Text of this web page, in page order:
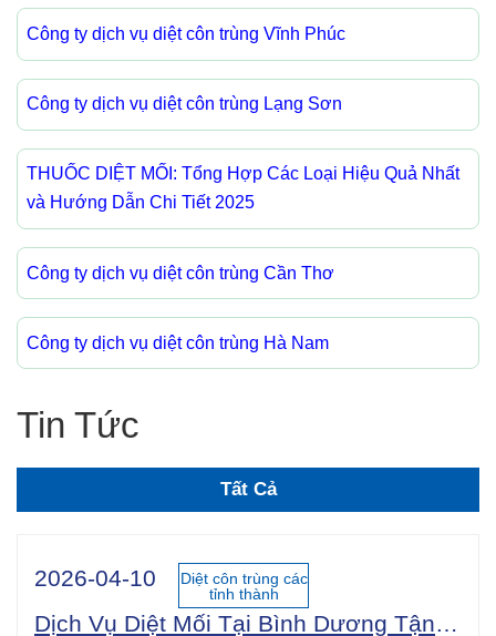
Công ty dịch vụ diệt côn trùng Vĩnh Phúc
Công ty dịch vụ diệt côn trùng Lạng Sơn
THUỐC DIỆT MỐI: Tổng Hợp Các Loại Hiệu Quả Nhất
và Hướng Dẫn Chi Tiết 2025
Công ty dịch vụ diệt côn trùng Cần Thơ
Công ty dịch vụ diệt côn trùng Hà Nam
Tin Tức
Tất Cả
2026-04-10
Diệt côn trùng các
tỉnh thành